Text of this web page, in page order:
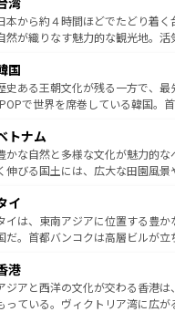
報はコンテンツ一覧を参照してほ
々、おいしいローカルフードやハ
、伝統的なフラダンスなど、すべ
を、存分に味わってほしい。 なお、新着のハワイ情報
コンテンツ一覧を参照してほしい
アリーフや大陸中央部にそびえる
）、タスマニアの美しい原生林や
、見どころがたくさん。また、カ
る。アクティビティも充実してお
ング、ハイキングなど、アウトド
。オーストラリアの多彩な魅力
照してほしい。
本から約４時間ほどでたどり着く
然が織りなす魅力的な観光地。活
）、静ひつな山岳地帯である台湾
山間の静けさが共存しており、
きをもたらしてくれる。また、奥
にもいいと評判のスイーツなど、
が味わえる。 なお、新着の台湾情
してほしい。
国
史ある王朝文化が残る一方で、
で世界を席巻している韓国。
、地方に足を延ばせば四季折々の
きる。そして、キムチや焼肉、
で、さまざまな韓国料理が待って
ティに包まれながら、韓国の多彩
わってみてほしい。 なお、
を参照してほしい。
トナム
かな自然と多様な文化が魅力的
伸びる国土には、広大な田園風景
速な発展と共に伝統が息づく。ハ
チミン市のフランス統治時代の建
し出している。また、バラエティ
つ。フォーやバインミー、ベトナ
現地で味わいたい。どの地域を
旅行者を迎えてくれるので、きっ
イ
イは、東南アジアに位置する豊か
だ。首都バンコクは高層ビルが立
活気が交差している。北部ではチ
で自然と触れ合い、南部ではプ
ビーチでリゾート気分を楽しむこ
港
ジアと西洋の文化が交わる香港
っている。ヴィクトリア湾に広が